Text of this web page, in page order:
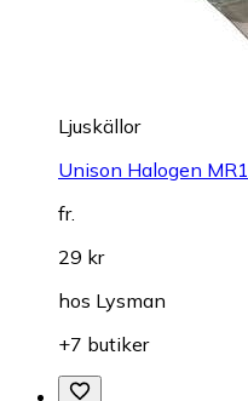
Ljuskällor
Unison Halogen
fr.
29 kr
hos Lysman
+7 butiker